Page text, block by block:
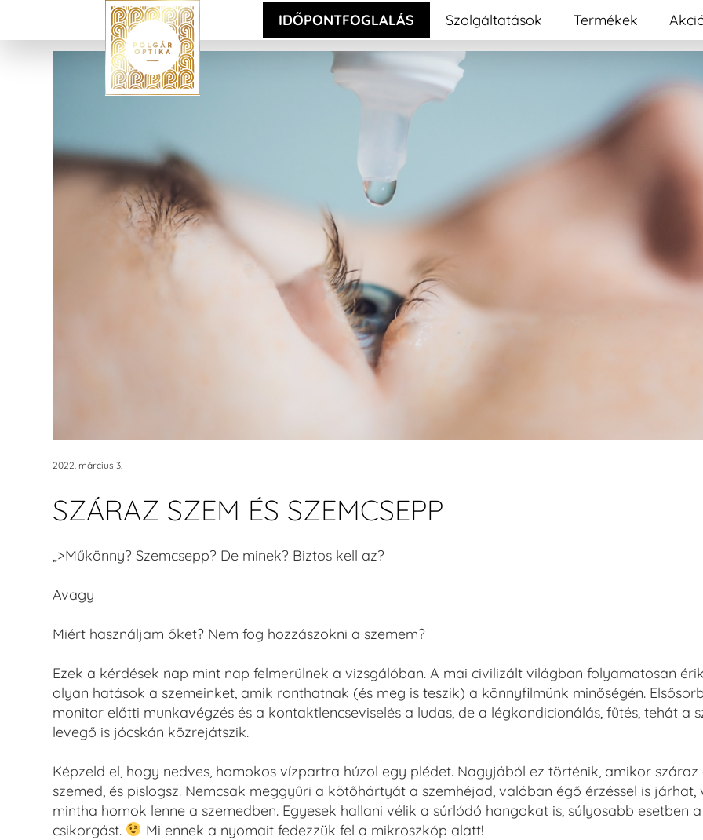
IDŐPONTFOGLALÁS Szolgáltatások Termékek
2022. március 3.
SZÁRAZ SZEM ÉS SZEMCSEPP
„>Műkönny? Szemcsepp? De minek? Biztos kell az?
Avagy
Miért használjam őket? Nem fog hozzászokni a szemem?
Ezek a kérdések nap mint nap felmerülnek a vizsgálóban. A mai civilizált világban folyamatosan
olyan hatások a szemeinket, amik ronthatnak (és meg is teszik) a könnyfilmünk minőségén.
monitor előtti munkavégzés és a kontaktlencseviselés a ludas, de a légkondicionálás, fűtés, tehát a
levegő is jócskán közrejátszik.
Képzeld el, hogy nedves, homokos vízpartra húzol egy plédet. Nagyjából ez történik, amikor száraz
szemed, és pislogsz. Nemcsak meggyűri a kötőhártyát a szemhéjad, valóban égő érzéssel is járhat,
mintha homok lenne a szemedben. Egyesek hallani vélik a súrlódó hangokat is, súlyosabb esetben a
csikorgást.
Mi ennek a nyomait fedezzük fel a mikroszkóp alatt!